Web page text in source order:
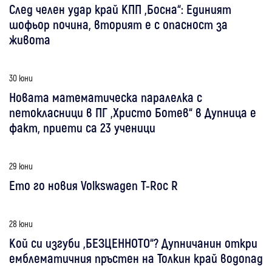
След челен удар край КПП „Босна“: Единият
шофьор почина, вторият е с опасност за
живота
30 юни
Новата математическа паралелка с
петокласници в ПГ „Христо Ботев“ в Дупница е
факт, приети са 23 ученици
29 юни
Ето го новия Volkswagen T-Roc R
28 юни
Кой си изгуби „БЕЗЦЕННОТО“? Дупничанин откри
емблематичния пръстен на Толкин край водопад